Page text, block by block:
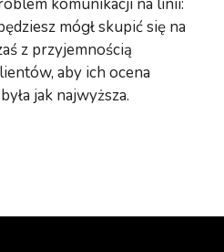
komunikacji na linii:
mógł skupić się na
z przyjemnością
aby ich ocena
jak najwyższa.